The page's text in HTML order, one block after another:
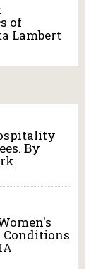
of
Lambert
By